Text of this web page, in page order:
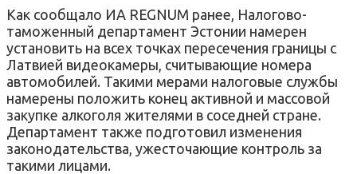
Как сообщало ИА REGNUM ранее, Налогово-
таможенный департамент Эстонии намерен
установить на всех точках пересечения границы с
Латвией видеокамеры, считывающие номера
автомобилей. Такими мерами налоговые службы
намерены положить конец активной и массовой
закупке алкоголя жителями в соседней стране.
Департамент также подготовил изменения
законодательства, ужесточающие контроль за
такими лицами.